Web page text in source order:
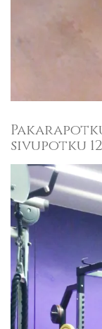
sivupotku